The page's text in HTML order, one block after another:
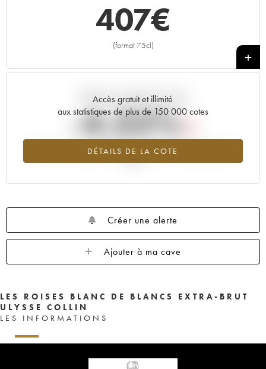
407€
(format 75cl)
+
Accès gratuit et illimité
aux statistiques de plus de 150 000 cotes
DÉTAILS DE LA COTE
Tendance actuelle de la cote
-4.32%
Tendance à la baisse du millésime 2013 en 2026 par rapport à
Créer une alerte
Ajouter à ma cave
LES ROISES BLANC DE BLANCS EXTRA-BRUT
ULYSSE COLLIN
LES INFORMATIONS